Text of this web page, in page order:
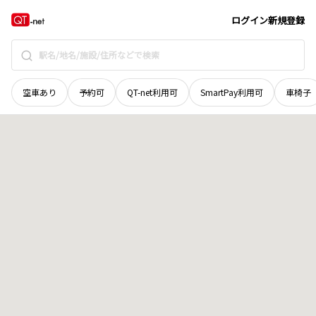
ログイン新規登録
空車あり 予約可 QT-net利用可 SmartPay利用可 車椅子
徳島県